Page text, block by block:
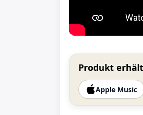
Produkt
Apple Music